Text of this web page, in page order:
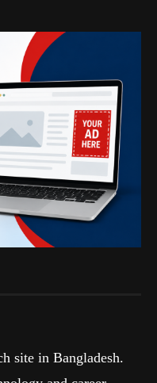
site in Bangladesh.